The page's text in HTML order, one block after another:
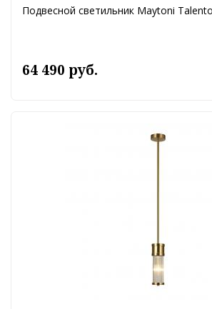
Подвесной светильник Maytoni
64 490 руб.